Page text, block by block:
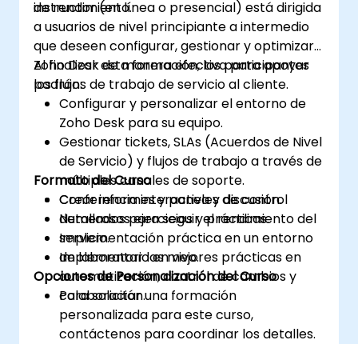
de rendimiento.
instructor (en línea o presencial) está dirigida
a usuarios de nivel principiante a intermedio
que deseen configurar, gestionar y optimizar
Zoho Desk de manera efectiva para apoyar
los flujos de trabajo de servicio al cliente.
Al finalizar esta formación, los participantes
podrán:
Configurar y personalizar el entorno de
Zoho Desk para su equipo.
Gestionar tickets, SLAs (Acuerdos de Nivel
de Servicio) y flujos de trabajo a través de
múltiples canales de soporte.
Crear informes y paneles de control
detallados para seguir el rendimiento del
servicio.
Implementar las mejores prácticas en
automatización, control de cambios y
colaboración.
Formato del Curso
Conferencia interactiva y discusión.
Numerosos ejercicios y prácticas.
Implementación práctica en un entorno
de laboratorio en vivo.
Opciones de Personalización del Curso
Para solicitar una formación
personalizada para este curso,
contáctenos para coordinar los detalles.